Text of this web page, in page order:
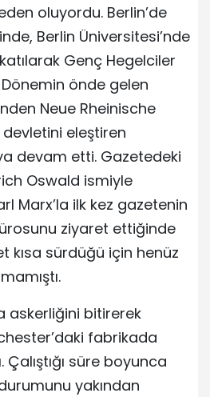
oluyordu. Berlin’de
Berlin Üniversitesi’nde
Genç Hegelciler
Dönemin önde gelen
Neue Rheinische
devletini eleştiren
devam etti. Gazetedeki
Oswald ismiyle
Marx’la ilk kez gazetenin
ziyaret ettiğinde
kısa sürdüğü için henüz
askerliğini bitirerek
fabrikada
Çalıştığı süre boyunca
durumunu yakından